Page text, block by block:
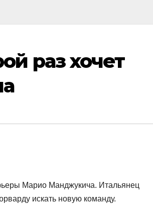
раз хочет
Марио Манджукича. Итальянец
искать новую команду.